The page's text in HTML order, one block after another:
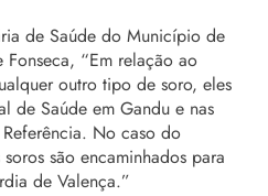
de Saúde do Município de
Fonseca, “Em relação ao
outro tipo de soro, eles
de Saúde em Gandu e nas
No caso do
são encaminhados para
de Valença.”